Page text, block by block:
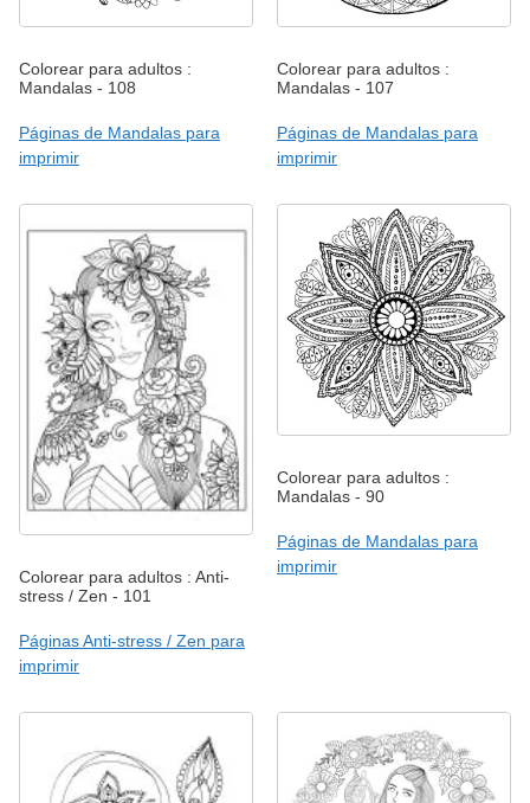
Colorear para adultos :
Mandalas - 108
Páginas de Mandalas para
imprimir
Colorear para adultos :
Mandalas - 107
Páginas de Mandalas para
imprimir
Colorear para adultos : Anti-
stress / Zen - 101
Páginas Anti-stress / Zen para
imprimir
Colorear para adultos :
Mandalas - 90
Páginas de Mandalas para
imprimir